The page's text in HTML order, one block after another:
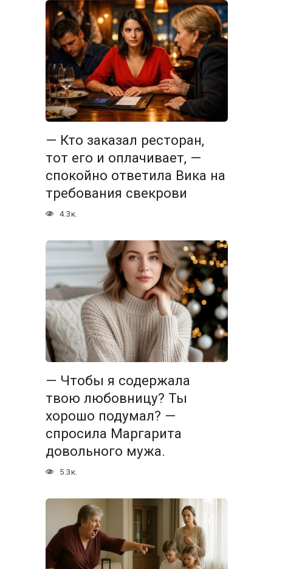
— Кто заказал ресторан,
тот его и оплачивает, —
спокойно ответила Вика на
требования свекрови
4.3к.
— Чтобы я содержала
твою любовницу? Ты
хорошо подумал? —
спросила Маргарита
довольного мужа.
5.3к.